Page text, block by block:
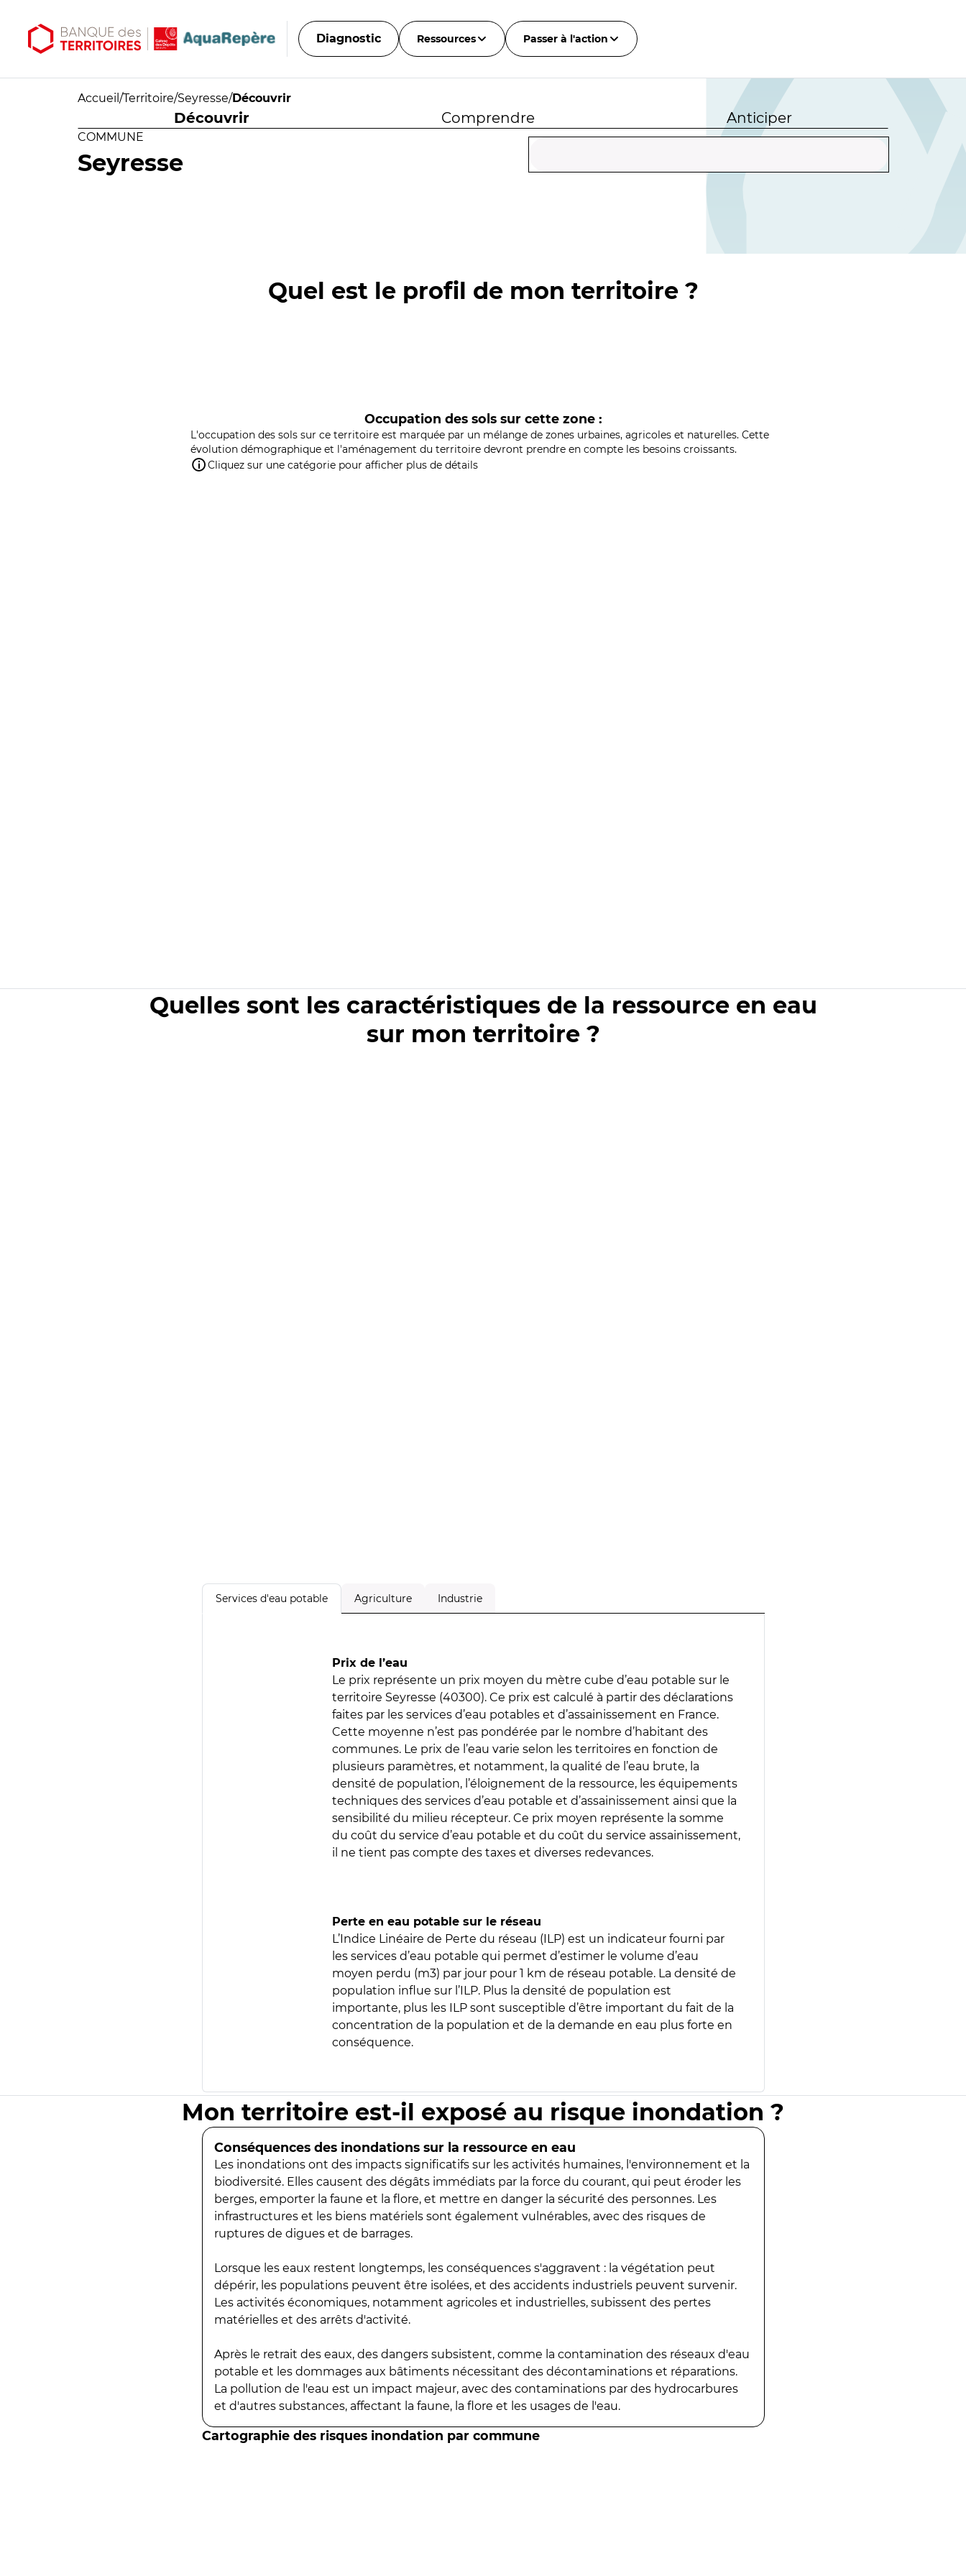
Diagnostic Ressources Passer à l'action
Accueil /Territoire/Seyresse/Découvrir
Découvrir Comprendre Anticiper
COMMUNE
Seyresse
Quel est le profil de mon territoire ?
Occupation des sols sur cette zone :
L'occupation des sols sur ce territoire est marquée par un mélange de zones urbaines, agricoles et naturelles. Cette
évolution démographique et l'aménagement du territoire devront prendre en compte les besoins croissants.
Cliquez sur une catégorie pour afficher plus de détails
Quelles sont les caractéristiques de la ressource en eau
sur mon territoire ?
Services d'eau potable Agriculture Industrie
Prix de l’eau
Le prix représente un prix moyen du mètre cube d’eau potable sur le
territoire Seyresse (40300). Ce prix est calculé à partir des déclarations
faites par les services d’eau potables et d’assainissement en France.
Cette moyenne n’est pas pondérée par le nombre d’habitant des
communes. Le prix de l’eau varie selon les territoires en fonction de
plusieurs paramètres, et notamment, la qualité de l’eau brute, la
densité de population, l’éloignement de la ressource, les équipements
techniques des services d’eau potable et d’assainissement ainsi que la
sensibilité du milieu récepteur. Ce prix moyen représente la somme
du coût du service d’eau potable et du coût du service assainissement,
il ne tient pas compte des taxes et diverses redevances.
Perte en eau potable sur le réseau
L’Indice Linéaire de Perte du réseau (ILP) est un indicateur fourni par
les services d’eau potable qui permet d’estimer le volume d’eau
moyen perdu (m3) par jour pour 1 km de réseau potable. La densité de
population influe sur l’ILP. Plus la densité de population est
importante, plus les ILP sont susceptible d’être important du fait de la
concentration de la population et de la demande en eau plus forte en
conséquence.
Mon territoire est-il exposé au risque inondation ?
Conséquences des inondations sur la ressource en eau
Les inondations ont des impacts significatifs sur les activités humaines, l'environnement et la
biodiversité. Elles causent des dégâts immédiats par la force du courant, qui peut éroder les
berges, emporter la faune et la flore, et mettre en danger la sécurité des personnes. Les
infrastructures et les biens matériels sont également vulnérables, avec des risques de
ruptures de digues et de barrages.
Lorsque les eaux restent longtemps, les conséquences s'aggravent : la végétation peut
dépérir, les populations peuvent être isolées, et des accidents industriels peuvent survenir.
Les activités économiques, notamment agricoles et industrielles, subissent des pertes
matérielles et des arrêts d'activité.
Après le retrait des eaux, des dangers subsistent, comme la contamination des réseaux d'eau
potable et les dommages aux bâtiments nécessitant des décontaminations et réparations.
La pollution de l'eau est un impact majeur, avec des contaminations par des hydrocarbures
et d'autres substances, affectant la faune, la flore et les usages de l'eau.
Cartographie des risques inondation par commune